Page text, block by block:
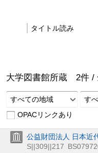
タイトル読み
大学図書館所蔵 2件 /
すべての地域
す
OPACリンクあり
公益財団法人 日本近
S||309||217